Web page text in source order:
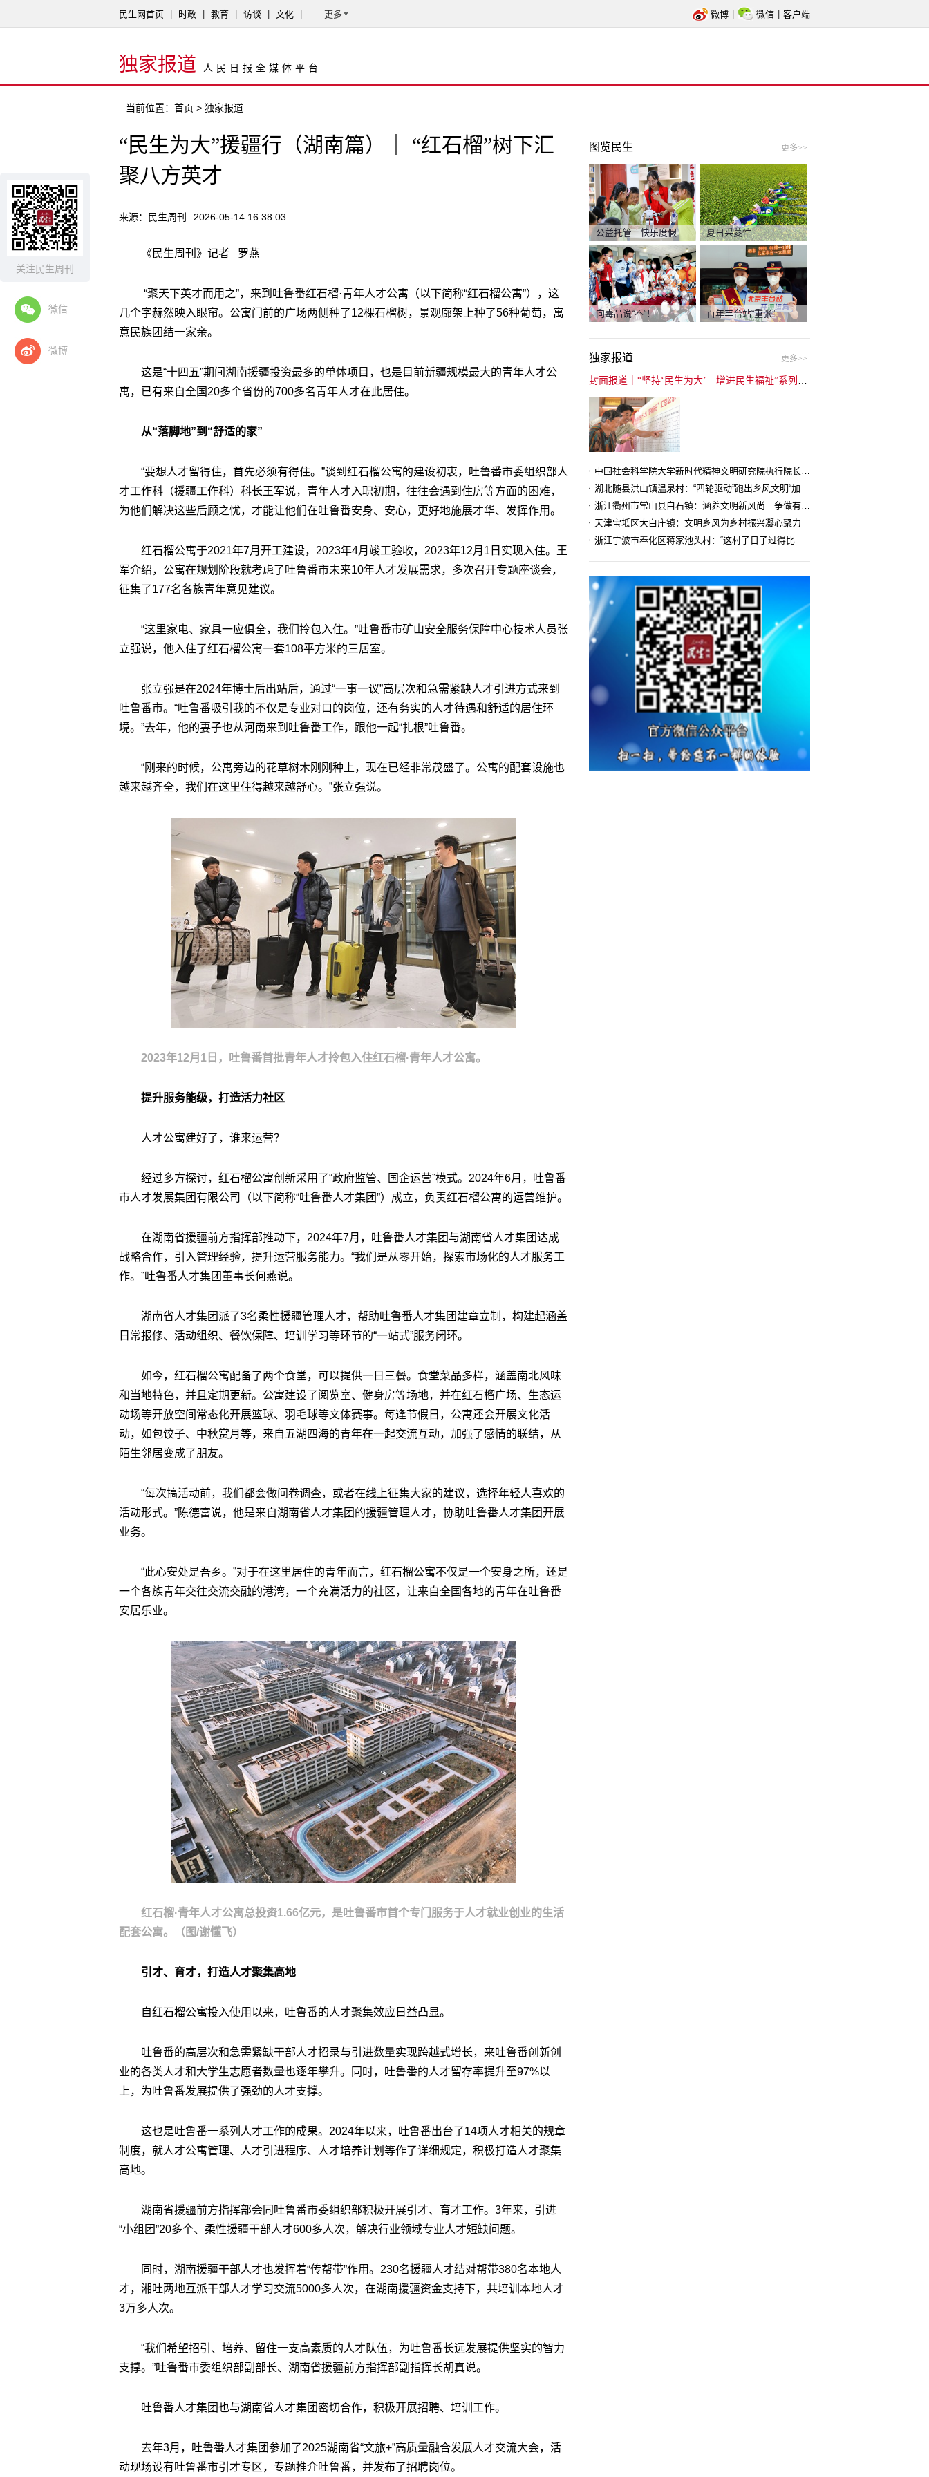
关注民生周刊
微信
微博
民生网首页 时政 教育 访谈 文化 更多 微博 微信 客户端
独家报道 人民日报全媒体平台
当前位置： 首页 > 独家报道
“民生为大”援疆行（湖南篇）｜ “红石榴”树下汇
聚八方英才
来源：民生周刊 2026-05-14 16:38:03
《民生周刊》记者 罗燕
“聚天下英才而用之”，来到吐鲁番红石榴·青年人才公寓（以下简称“红石榴公寓”），这
几个字赫然映入眼帘。公寓门前的广场两侧种了12棵石榴树，景观廊架上种了56种葡萄，寓
意民族团结一家亲。
这是“十四五”期间湖南援疆投资最多的单体项目，也是目前新疆规模最大的青年人才公
寓，已有来自全国20多个省份的700多名青年人才在此居住。
从“落脚地”到“舒适的家”
“要想人才留得住，首先必须有得住。”谈到红石榴公寓的建设初衷，吐鲁番市委组织部人
才工作科（援疆工作科）科长王军说，青年人才入职初期，往往会遇到住房等方面的困难，
为他们解决这些后顾之忧，才能让他们在吐鲁番安身、安心，更好地施展才华、发挥作用。
红石榴公寓于2021年7月开工建设，2023年4月竣工验收，2023年12月1日实现入住。王
军介绍，公寓在规划阶段就考虑了吐鲁番市未来10年人才发展需求，多次召开专题座谈会，
征集了177名各族青年意见建议。
“这里家电、家具一应俱全，我们拎包入住。”吐鲁番市矿山安全服务保障中心技术人员张
立强说，他入住了红石榴公寓一套108平方米的三居室。
张立强是在2024年博士后出站后，通过“一事一议”高层次和急需紧缺人才引进方式来到
吐鲁番市。“吐鲁番吸引我的不仅是专业对口的岗位，还有务实的人才待遇和舒适的居住环
境。”去年，他的妻子也从河南来到吐鲁番工作，跟他一起“扎根”吐鲁番。
“刚来的时候，公寓旁边的花草树木刚刚种上，现在已经非常茂盛了。公寓的配套设施也
越来越齐全，我们在这里住得越来越舒心。”张立强说。
2023年12月1日，吐鲁番首批青年人才拎包入住红石榴·青年人才公寓。
提升服务能级，打造活力社区
人才公寓建好了，谁来运营？
经过多方探讨，红石榴公寓创新采用了“政府监管、国企运营”模式。2024年6月，吐鲁番
市人才发展集团有限公司（以下简称“吐鲁番人才集团”）成立，负责红石榴公寓的运营维护。
在湖南省援疆前方指挥部推动下，2024年7月，吐鲁番人才集团与湖南省人才集团达成
战略合作，引入管理经验，提升运营服务能力。“我们是从零开始，探索市场化的人才服务工
作。”吐鲁番人才集团董事长何燕说。
湖南省人才集团派了3名柔性援疆管理人才，帮助吐鲁番人才集团建章立制，构建起涵盖
日常报修、活动组织、餐饮保障、培训学习等环节的“一站式”服务闭环。
如今，红石榴公寓配备了两个食堂，可以提供一日三餐。食堂菜品多样，涵盖南北风味
和当地特色，并且定期更新。公寓建设了阅览室、健身房等场地，并在红石榴广场、生态运
动场等开放空间常态化开展篮球、羽毛球等文体赛事。每逢节假日，公寓还会开展文化活
动，如包饺子、中秋赏月等，来自五湖四海的青年在一起交流互动，加强了感情的联结，从
陌生邻居变成了朋友。
“每次搞活动前，我们都会做问卷调查，或者在线上征集大家的建议，选择年轻人喜欢的
活动形式。”陈德富说，他是来自湖南省人才集团的援疆管理人才，协助吐鲁番人才集团开展
业务。
“此心安处是吾乡。”对于在这里居住的青年而言，红石榴公寓不仅是一个安身之所，还是
一个各族青年交往交流交融的港湾，一个充满活力的社区，让来自全国各地的青年在吐鲁番
安居乐业。
红石榴·青年人才公寓总投资1.66亿元，是吐鲁番市首个专门服务于人才就业创业的生活
配套公寓。（图/谢懂飞）
引才、育才，打造人才聚集高地
自红石榴公寓投入使用以来，吐鲁番的人才聚集效应日益凸显。
吐鲁番的高层次和急需紧缺干部人才招录与引进数量实现跨越式增长，来吐鲁番创新创
业的各类人才和大学生志愿者数量也逐年攀升。同时，吐鲁番的人才留存率提升至97%以
上，为吐鲁番发展提供了强劲的人才支撑。
这也是吐鲁番一系列人才工作的成果。2024年以来，吐鲁番出台了14项人才相关的规章
制度，就人才公寓管理、人才引进程序、人才培养计划等作了详细规定，积极打造人才聚集
高地。
湖南省援疆前方指挥部会同吐鲁番市委组织部积极开展引才、育才工作。3年来，引进
“小组团”20多个、柔性援疆干部人才600多人次，解决行业领域专业人才短缺问题。
同时，湖南援疆干部人才也发挥着“传帮带”作用。230名援疆人才结对帮带380名本地人
才，湘吐两地互派干部人才学习交流5000多人次，在湖南援疆资金支持下，共培训本地人才
3万多人次。
“我们希望招引、培养、留住一支高素质的人才队伍，为吐鲁番长远发展提供坚实的智力
支撑。”吐鲁番市委组织部副部长、湖南省援疆前方指挥部副指挥长胡真说。
吐鲁番人才集团也与湖南省人才集团密切合作，积极开展招聘、培训工作。
去年3月，吐鲁番人才集团参加了2025湖南省“文旅+”高质量融合发展人才交流大会，活
动现场设有吐鲁番市引才专区，专题推介吐鲁番，并发布了招聘岗位。
图览民生 更多>>
公益托管 快乐度假 夏日采菱忙
向毒品说“不”！ 百年丰台站“重张”
独家报道 更多>>
中国社会科学院大学新时代精神文明研究院执行院长王维国：文明村镇创建为乡村注入持久发展动力
湖北随县洪山镇温泉村：“四轮驱动”跑出乡风文明“加速度”
浙江衢州市常山县白石镇：涵养文明新风尚 争做有礼白石人
天津宝坻区大白庄镇：文明乡风为乡村振兴凝心聚力
浙江宁波市奉化区蒋家池头村：“这村子日子过得比城里还舒心”